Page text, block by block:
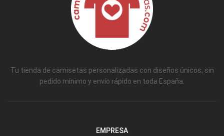
Tu tienda de camisetas personalizadas con diseños únicos, sin
pedido mínimo y envío rápido en toda España.
EMPRESA